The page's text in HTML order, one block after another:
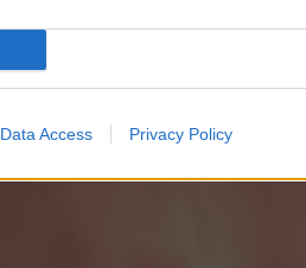
Data Access Privacy Policy
"The situation is out of control": Greek firefighters battle wildfire for fourth day